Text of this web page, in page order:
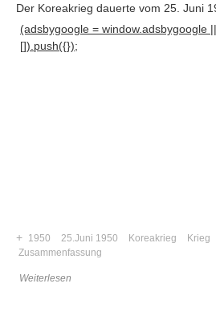
Maria Stuart
Woyzeck
Der Koreakrieg dauerte vom 25. Juni
(adsbygoogle = window.adsbygoogle ||
[]).push({});
+ 1950 25.Juni 1950 Koreakrieg Krieg
Zusammenfassung
Weiterlesen